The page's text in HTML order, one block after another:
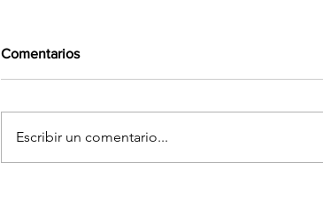
Comentarios
Escribir un comentario...